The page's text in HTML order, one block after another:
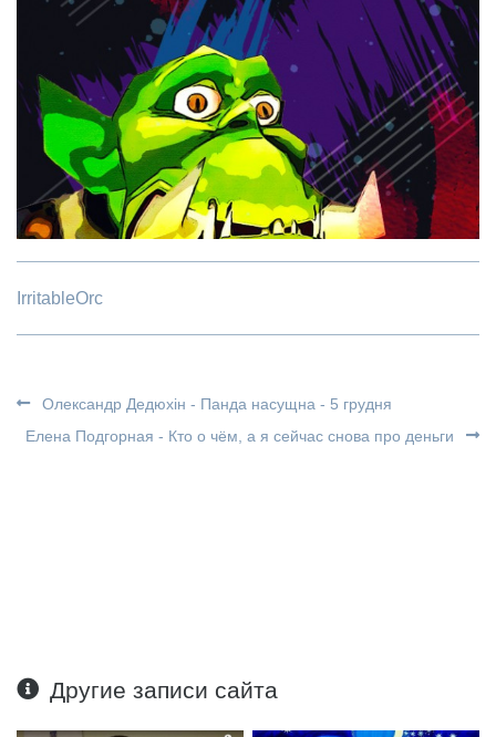
IrritableOrc
Олександр Дедюхін - Панда насущна - 5 грудня
Елена Подгорная - Кто о чём, а я сейчас снова про деньги
Другие записи сайта